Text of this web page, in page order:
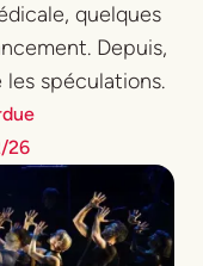
quelques
Depuis,
spéculations.
/26